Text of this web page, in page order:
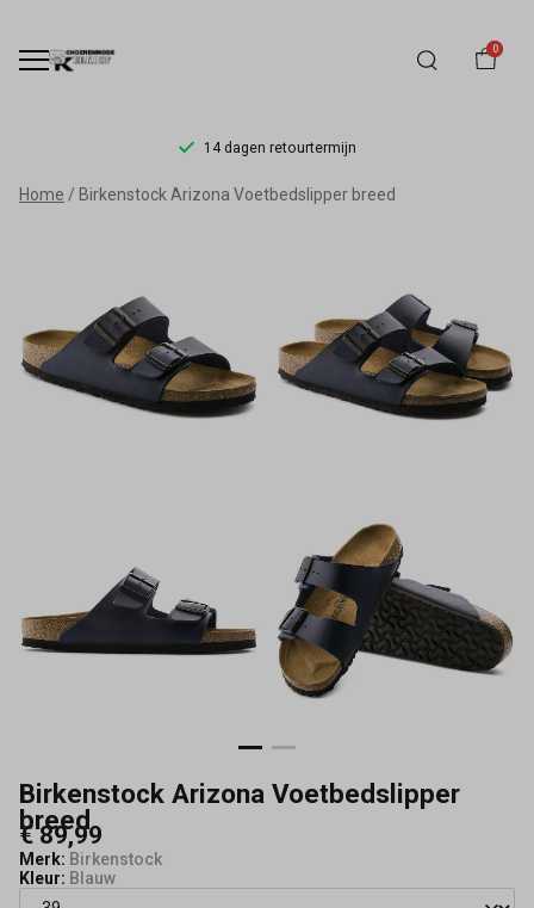
0
14 dagen retourtermijn
Birkenstock
Voetbedslipper
breed
Home Birkenstock Arizona Voetbedslipper breed
Birkenstock Arizona Voetbedslipper
breed
€ 89,99
Merk: Birkenstock
Kleur: Blauw